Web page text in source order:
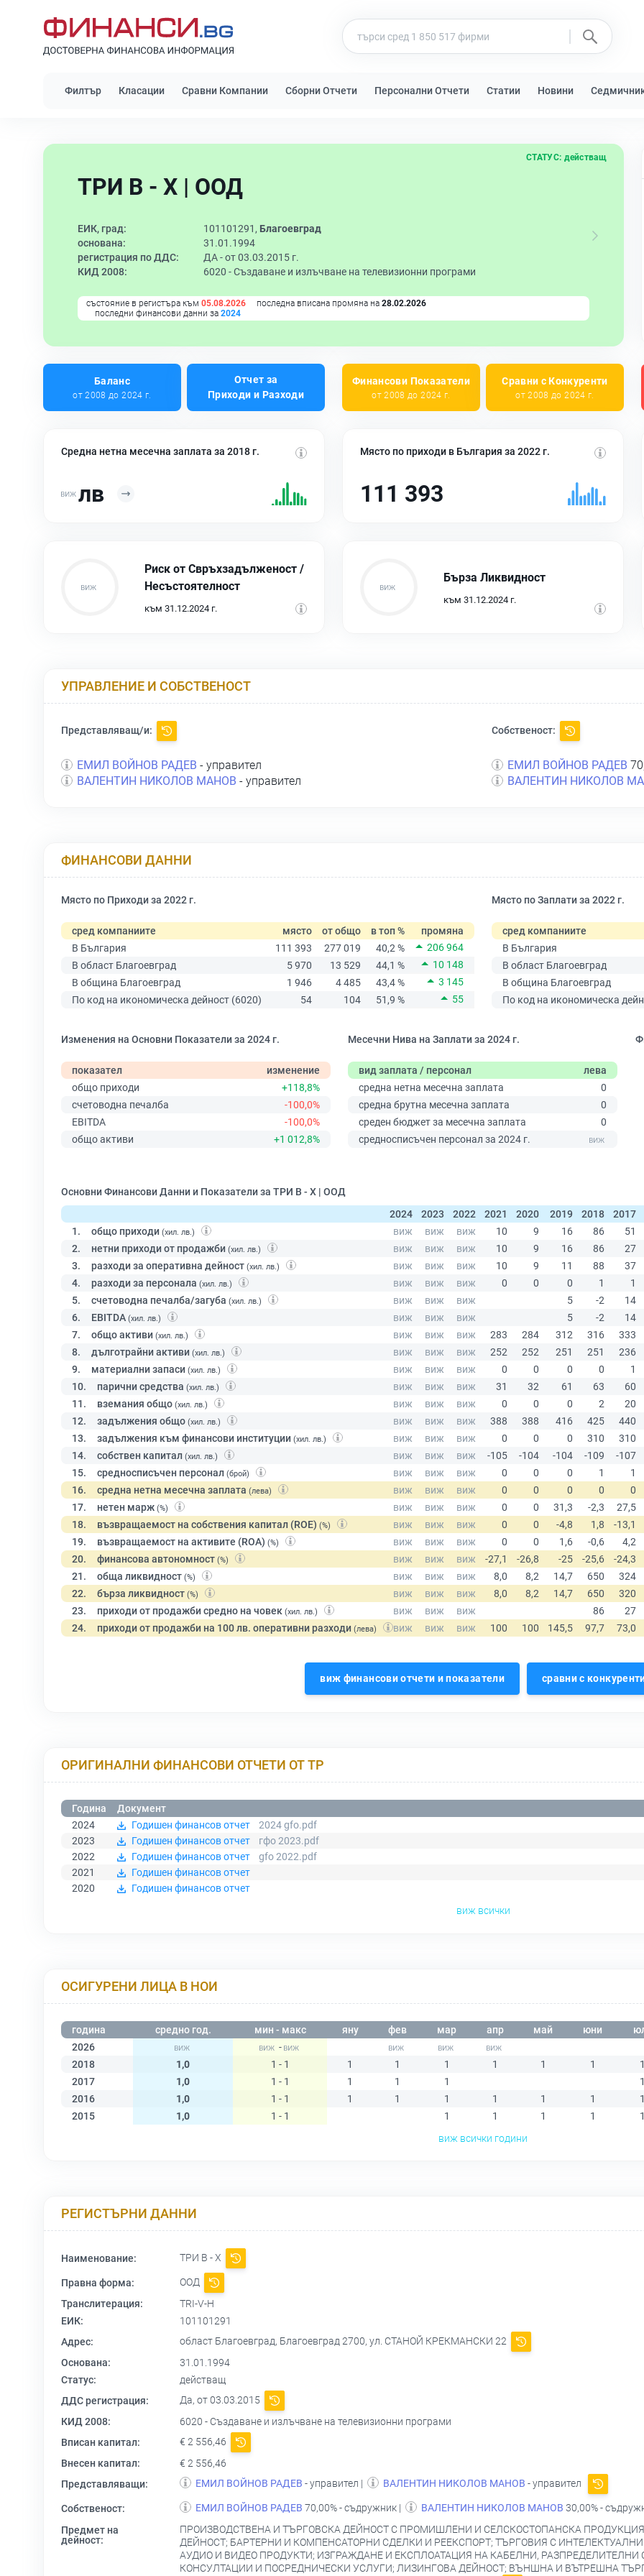
Филтър Класации Сравни Компании Сборни Отчети Персонални Отчети Статии Новини
ТРИ В - Х | ООД
СТАТУС: действащ
ЕИК, град: 101101291, Благоевград
основана:
31.01.1994
регистрация по ДДС:
ДА - от 03.03.2015 г.
КИД 2008:
6020 -Създаване и излъчване на телевизионни програми
състояние в регистъра към 05.08.2026 последна вписана промяна на 28.02.2026
последни финансови данни за 2024
Баланс
от 2008 до 2024 г.
Отчет за
Приходи и Разходи
Финансови Показатели
от 2008 до 2024 г.
Сравни с Конкуренти
от 2008 до 2024 г.
Средна нетна месечна заплата за 2018 г.
лв
Място по приходи в България за 2022 г.
111 393
Риск от Свръхзадълженост /
Несъстоятелност
към 31.12.2024 г.
Бърза Ликвидност
към 31.12.2024 г.
УПРАВЛЕНИЕ И СОБСТВЕНОСТ
Представляващ/и:
ЕМИЛ ВОЙНОВ РАДЕВ - управител
ВАЛЕНТИН НИКОЛОВ МАНОВ - управител
Собственост:
ЕМИЛ ВОЙНОВ РАДЕВ
ВАЛЕНТИН НИКОЛОВ
ФИНАНСОВИ ДАННИ
Място по Приходи за 2022 г.
сред компаниите място от общо в топ %
промяна
В България
111 393 277 019 40,2 %
206 964
В област Благоевград
5 970 13 529 44,1 %
10 148
В община Благоевград
1 946 4 485 43,4 %
3 145
По код на икономическа дейност (6020)
54 104 51,9 % 55
Място по Заплати за 2022 г.
сред компаниите
В България
В област Благоевград
В община Благоевград
По код на икономическа
Изменения на Основни Показатели за 2024 г.
показател
изменение
общо приходи
+118,8%
счетоводна печалба
-100,0%
EBITDA
-100,0%
общо активи
+1 012,8%
Месечни Нива на Заплати за 2024 г.
вид заплата / персонал
лева
средна нетна месечна заплата
0
средна брутна месечна заплата
0
среден бюджет за месечна заплата
0
средносписъчен персонал за 2024 г.
Основни Финансови Данни и Показатели за ТРИ В - Х | ООД
2024
2023 2022 2021 2020 2019 2018
2017
1.
общо приходи (хил. лв.)
2. нетни приходи от продажби (хил. лв.)
3. разходи за оперативна дейност (хил. лв.)
4. разходи за персонала (хил. лв.)
5. счетоводна печалба/загуба (хил. лв.)
6. EBITDA (хил. лв.)
7. общо активи (хил. лв.)
8. дълготрайни активи (хил. лв.)
9. материални запаси (хил. лв.)
10. парични средства (хил. лв.)
11. вземания общо (хил. лв.)
12. задължения общо (хил. лв.)
13. задължения към финансови институции (хил. лв.)
14. собствен капитал (хил. лв.)
15. средносписъчен персонал (брой)
16. средна нетна месечна заплата (лева)
17. нетен марж (%)
18. възвращаемост на собствения капитал (ROE) (%)
19. възвращаемост на активите (ROA) (%)
20. финансова автономност (%)
21. обща ликвидност (%)
22. бърза ликвидност (%)
23. приходи от продажби средно на човек (хил. лв.)
24. приходи от продажби на 100 лв. оперативни разходи (лева)
виж финансови отчети и показатели сравни с
ОРИГИНАЛНИ ФИНАНСОВИ ОТЧЕТИ ОТ ТР
Година
Документ
2024
Годишен финансов отчет
2024 gfo.pdf
2023
Годишен финансов отчет
гфо 2023.pdf
2022
Годишен финансов отчет
gfo 2022.pdf
2021
Годишен финансов отчет
2020
Годишен финансов отчет
виж всички
ОСИГУРЕНИ ЛИЦА В НОИ
година средно год. мин - макс яну фев мар апр май юни
2026
-
2018
1,0 1 - 1 1 1 1 1 1 1
2017
1,0 1 - 1 1 1 1
2016
1,0 1 - 1 1 1 1 1 1 1
2015
1,0 1 - 1 1 1 1 1
виж всички години
РЕГИСТЪРНИ ДАННИ
Наименование: ТРИ В - Х
Правна форма:
ООД
Транслитерация:
TRI-V-H
ЕИК:
101101291
Адрес:
област Благоевград, Благоевград 2700, ул. СТАНОЙ КРЕКМАНСКИ 22
Основана:
31.01.1994
Статус:
действащ
ДДС регистрация:
Да, от 03.03.2015
КИД 2008:
6020 - Създаване и излъчване на телевизионни програми
Вписан капитал:
€ 2 556,46
Внесен капитал:
€ 2 556,46
Представляващи:
ЕМИЛ ВОЙНОВ РАДЕВ - управител | ВАЛЕНТИН НИКОЛОВ МАНОВ - управител
Собственост: ЕМИЛ ВОЙНОВ РАДЕВ 70,00% - съдружник | ВАЛЕНТИН НИКОЛОВ МАНОВ 30,00% -
Предмет на
дейност:
ПРОИЗВОДСТВЕНА И ТЪРГОВСКА ДЕЙНОСТ С ПРОМИШЛЕНИ И СЕЛСКОСТОПАНСКА
ДЕЙНОСТ; БАРТЕРНИ И КОМПЕНСАТОРНИ СДЕЛКИ И РЕЕКСПОРТ; ТЪРГОВИЯ С
АУДИО И ВИДЕО ПРОДУКТИ; ИЗГРАЖДАНЕ И ЕКСПЛОАТАЦИЯ НА КАБЕЛНИ,
КОНСУЛТАЦИИ И ПОСРЕДНИЧЕСКИ УСЛУГИ; ЛИЗИНГОВА ДЕЙНОСТ; ВЪНШНА И ВЪТРЕШНА